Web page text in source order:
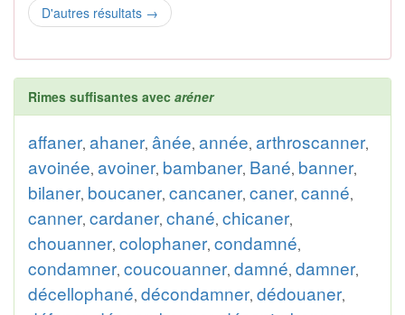
D'autres résultats →
Rimes suffisantes avec aréner
affaner, ahaner, ânée, année, arthroscanner,
avoinée, avoiner, bambaner, Bané, banner,
bilaner, boucaner, cancaner, caner, canné,
canner, cardaner, chané, chicaner,
chouanner, colophaner, condamné,
condamner, coucouanner, damné, damner,
décellophané, décondamner, dédouaner,